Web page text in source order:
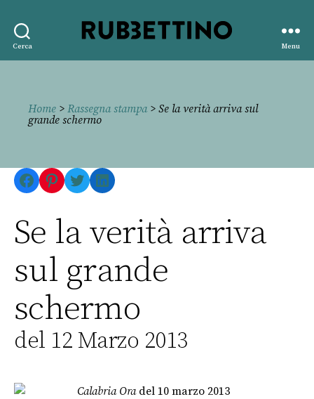
Cerca
editore
Menu
Home > Rassegna stampa> Se la verità arriva sul
grande schermo
Facebook
Pinterest
TwitterLinkedIn
Se la verità arriva
sul grande
schermo
del 12 Marzo 2013
Calabria Oradel 10 marzo 2013